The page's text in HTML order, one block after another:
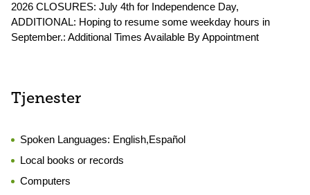
2026 CLOSURES: July 4th for Independence Day,
ADDITIONAL: Hoping to resume some weekday hours in
September.: Additional Times Available By Appointment
Tjenester
Spoken Languages: English,Español
Local books or records
Computers